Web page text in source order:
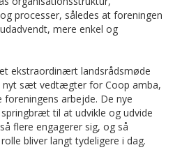
processer, således at foreningen
mere enkel og
ekstraordinært landsrådsmøde
nyt sæt vedtægter for Coop amba,
arbejde. De nye
til at udvikle og udvide
flere engagerer sig, og så
bliver langt tydeligere i dag.